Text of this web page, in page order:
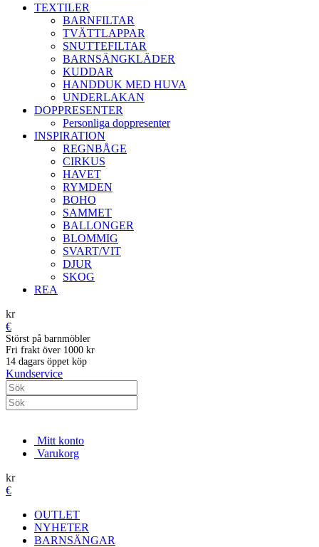
TEXTILER
BARNFILTAR
TVÄTTLAPPAR
SNUTTEFILTAR
BARNSÄNGKLÄDER
KUDDAR
HANDDUK MED HUVA
UNDERLAKAN
DOPPRESENTER
Personliga doppresenter
INSPIRATION
REGNBÅGE
CIRKUS
HAVET
RYMDEN
BOHO
SAMMET
BALLONGER
BLOMMIG
SVART/VIT
DJUR
SKOG
REA
kr
€
Störst på barnmöbler
Fri frakt över 1000 kr
14 dagars öppet köp
Kundservice
Mitt konto
Varukorg
kr
€
OUTLET
NYHETER
BARNSÄNGAR